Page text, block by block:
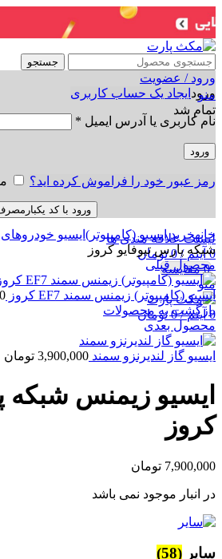
جستجو
ورود / عضویت
ورود ایجاد یک حساب کاربری
نام کاربری یا آدرس ایمیل *
ورود
رمز عبور خود را فراموش کرده اید؟
ورود با کد
لیست علاقه مندی ها
0 آیتم /
0 تومان
0 مقایسه
منو
0 آیتم /
0 تومان
منو
تمام شد
برای بزرگنمایی کلیک کنید
خانهخرید ایسیو (کامپیوتر) ایسیو خودروهای
شبکه پارس تیوفایو کروز
محصول قبلی
ایسیو (کامپیوتر) زیمنس سمند EF7 کروز
بازگشت به محصولات
محصول بعدی
ایسیو گاز لندیرنزو سمند 3,900,000 تومان
ایسیو زیمنس شبکه
کروز
7,900,000 تومان
در انبار موجود نمی باشد
سایر (58)